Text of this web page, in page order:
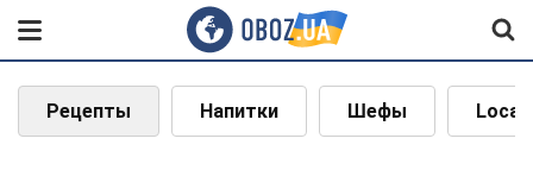
Рецепты Напитки Шефы Local